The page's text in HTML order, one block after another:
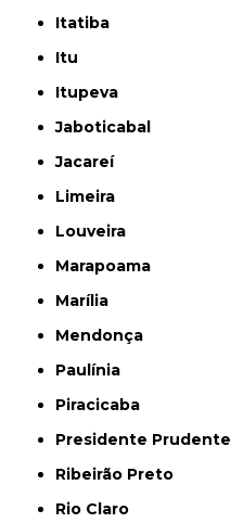
Itatiba
Itu
Itupeva
Jaboticabal
Jacareí
Limeira
Louveira
Marapoama
Marília
Mendonça
Paulínia
Piracicaba
Presidente Prudente
Ribeirão Preto
Rio Claro